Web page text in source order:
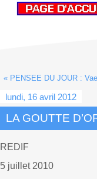
« PENSEE DU JOUR :
lundi, 16 avril 2012
LA GOUTTE
REDIF
5 juillet 2010